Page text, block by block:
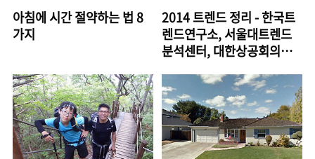
아침에 시간 절약하는 법 8
가지
2014 트렌드 정리 - 한국트
렌드연구소, 서울대트렌드
분석센터, 대한상공회의소,